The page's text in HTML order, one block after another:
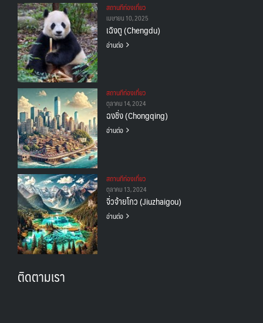
สถานทีท่องเที่ยว
เมษายน 10, 2025
เฉิงตู (Chengdu)
อ่านต่อ
สถานทีท่องเที่ยว
ตุลาคม 14, 2024
ฉงชิ่ง (Chongqing)
อ่านต่อ
สถานทีท่องเที่ยว
ตุลาคม 13, 2024
จิ่วจ้ายโกว (Jiuzhaigou)
อ่านต่อ
ติดตามเรา